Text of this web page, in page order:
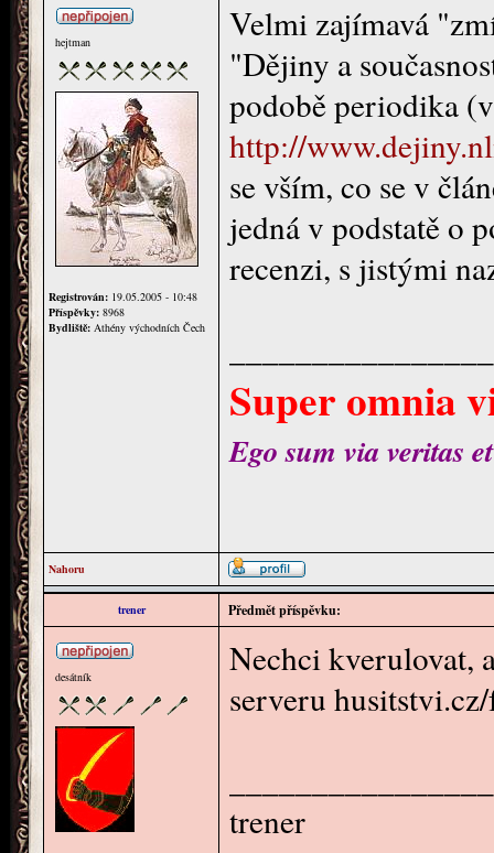
hejtman
Registrován: 19.05.2005 - 10:48
Příspěvky: 8968
Bydliště: Athény východních Čech
Velmi zajímavá
"Dějiny a
podobě periodika
http://
se vším, co se v
jedná v podstatě o
recenzi, s jistými
Super omnia
Ego sum via veritas
Nahoru
trener Předmět příspěvku:
desátník
Nechci kverulovat,
serveru
trener